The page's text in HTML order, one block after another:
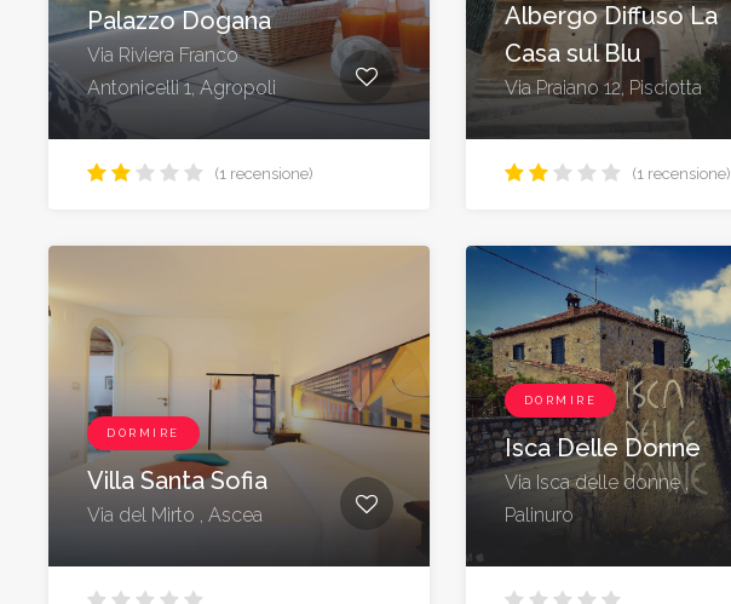
Palazzo Dogana
Via Riviera Franco
Antonicelli 1, Agropoli
(1 recensione)
Albergo Diffuso La
Casa sul Blu
Via Praiano 12, Pisciotta
(1 recensione)
DORMIRE
Villa Santa Sofia
Via del Mirto , Ascea
DORMIRE
Isca Delle Donne
Via Isca delle donne ,
Palinuro